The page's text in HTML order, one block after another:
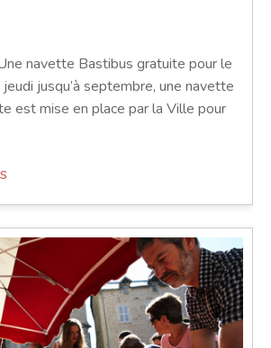
navette Bastibus gratuite pour le
jusqu’à septembre, une navette
est mise en place par la Ville pour